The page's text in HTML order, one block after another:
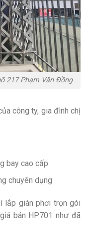
217 Phạm Văn Đồng
công ty, gia đình chị
bay cao cấp
chuyên dụng
lắp giàn phơi trọn gói
bán HP701 như đã